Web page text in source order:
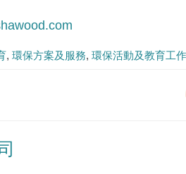
環保方案及服務 環保活動及教育工